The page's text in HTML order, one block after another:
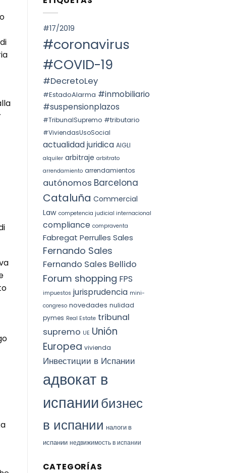
ОКРУГА
Voto
la
STS
la
prórroga
indefinida
#17/2019
#coronavirus
#COVID-19
#DecretoLey
#EstadoAlarma #inmobiliario
#suspensionplazos
#TribunalSupremo #tributario
#ViviendasUsoSocial
actualidad juridica AIGLI
alquiler arbitraje arbitrato
arrendamiento arrendamientos
autónomos Barcelona
Cataluña Commercial
Law competencia judicial internacional
compliance compraventa
Fabregat Perrulles Sales
Fernando Sales
Fernando Sales Bellido
Forum shopping FPS
impuestos jurisprudencia mini-
congreso novedades nulidad
pymes Real Estate tribunal
supremo UE Unión
Europea vivienda
Инвестиции в Испании
адвокат в
испаниибизнес
в испании налоги в
испании недвижимость в испании
CATEGORÍAS